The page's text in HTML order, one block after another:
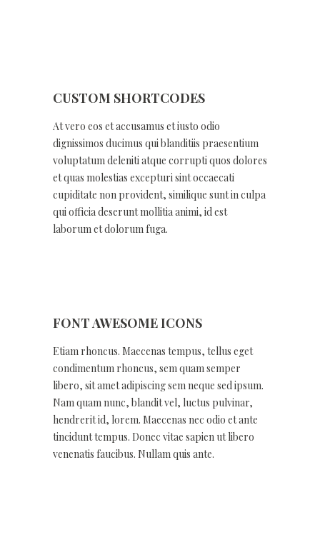
CUSTOM SHORTCODES
At vero eos et accusamus et iusto odio
dignissimos ducimus qui blanditiis praesentium
voluptatum deleniti atque corrupti quos dolores
et quas molestias excepturi sint occaecati
cupiditate non provident, similique sunt in culpa
qui officia deserunt mollitia animi, id est
laborum et dolorum fuga.
FONT AWESOME ICONS
Etiam rhoncus. Maecenas tempus, tellus eget
condimentum rhoncus, sem quam semper
libero, sit amet adipiscing sem neque sed ipsum.
Nam quam nunc, blandit vel, luctus pulvinar,
hendrerit id, lorem. Maecenas nec odio et ante
tincidunt tempus. Donec vitae sapien ut libero
venenatis faucibus. Nullam quis ante.